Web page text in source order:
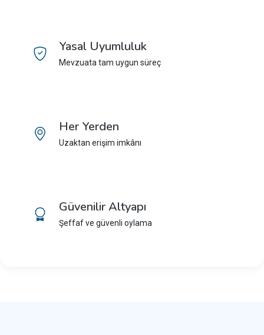
Yasal Uyumluluk
Mevzuata tam uygun süreç
Her Yerden
Uzaktan erişim imkânı
Güvenilir Altyapı
Şeffaf ve güvenli oylama